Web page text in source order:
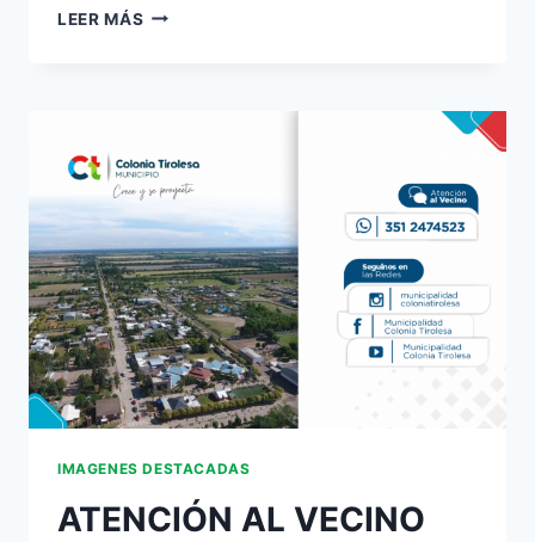
LEER MÁS
IMAGENES DESTACADAS
ATENCIÓN AL VECINO